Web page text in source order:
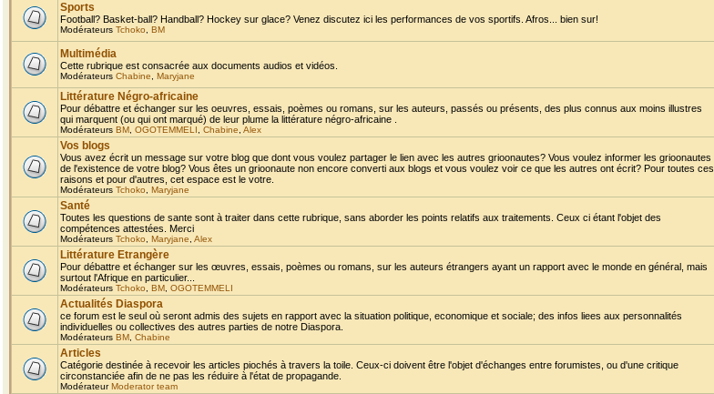
Sports
Football? Basket-ball? Handball? Hockey sur glace? Venez discutez ici les performances de vos sportifs. Afros... bien sur!
Modérateurs Tchoko BM
Multimédia
Cette rubrique est consacrée aux documents audios et vidéos.
Modérateurs Chabine Maryjane
Littérature Négro-africaine
Pour débattre et échanger sur les oeuvres, essais, poèmes ou romans, sur les auteurs, passés ou présents, des plus connus aux moins illustres
qui marquent (ou qui ont marqué) de leur plume la littérature négro-africaine .
Modérateurs BM OGOTEMMELI Chabine Alex
Vos blogs
Vous avez écrit un message sur votre blog que dont vous voulez partager le lien avec les autres grioonautes? Vous voulez informer les grioonautes
de l'existence de votre blog? Vous êtes un grioonaute non encore converti aux blogs et vous voulez voir ce que les autres ont écrit? Pour toutes ces
raisons et pour d'autres, cet espace est le votre.
Modérateurs Tchoko Maryjane
Santé
Toutes les questions de sante sont à traiter dans cette rubrique, sans aborder les points relatifs aux traitements. Ceux ci étant l'objet des
compétences attestées. Merci
Modérateurs Tchoko Maryjane Alex
Littérature Etrangère
Pour débattre et échanger sur les œuvres, essais, poèmes ou romans, sur les auteurs étrangers ayant un rapport avec le monde en général, mais
surtout l'Afrique en particulier...
Modérateurs Tchoko BM OGOTEMMELI
Actualités Diaspora
ce forum est le seul où seront admis des sujets en rapport avec la situation politique, economique et sociale; des infos liees aux personnalités
individuelles ou collectives des autres parties de notre Diaspora.
Modérateurs BM Chabine
Articles
Catégorie destinée à recevoir les articles piochés à travers la toile. Ceux-ci doivent être l'objet d'échanges entre forumistes, ou d'une critique
circonstanciée afin de ne pas les réduire à l'état de propagande.
ModérateurModerator team